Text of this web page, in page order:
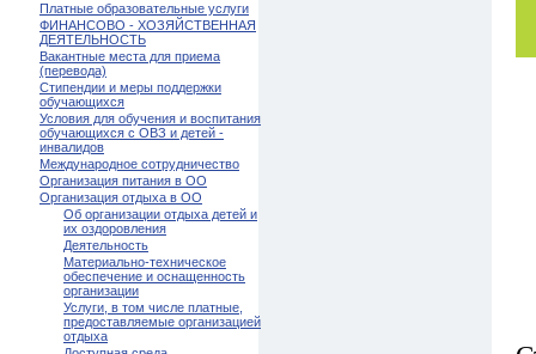
Платные образовательные услуги
ФИНАНСОВО - ХОЗЯЙСТВЕННАЯ
ДЕЯТЕЛЬНОСТЬ
Вакантные места для приема
(перевода)
Стипендии и меры поддержки
обучающихся
Условия для обучения и воспитания
обучающихся с ОВЗ и детей -
инвалидов
Международное сотрудничество
Организация питания в ОО
Организация отдыха в ОО
Об организации отдыха детей и
их оздоровления
Деятельность
Материально-техническое
обеспечение и оснащенность
организации
Услуги, в том числе платные,
предоставляемые организацией
отдыха